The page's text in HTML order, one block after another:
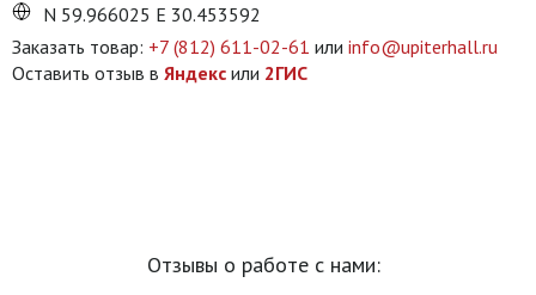
N 59.966025 E 30.453592
Заказать товар: +7 (812) 611-02-61 или info@upiterhall.ru
Оставить отзыв в Яндекс или 2ГИС
Отзывы о работе с нами: